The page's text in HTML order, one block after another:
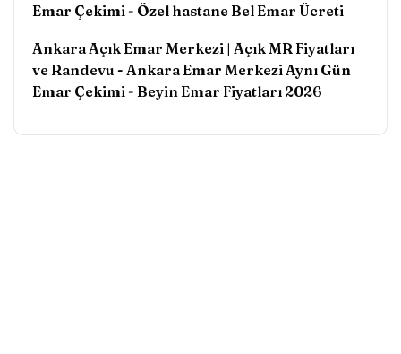
Emar Çekimi- Özel hastane Bel Emar Ücreti
Ankara Açık Emar Merkezi | Açık MR Fiyatları
ve Randevu - Ankara Emar Merkezi Aynı Gün
Emar Çekimi- Beyin Emar Fiyatları 2026